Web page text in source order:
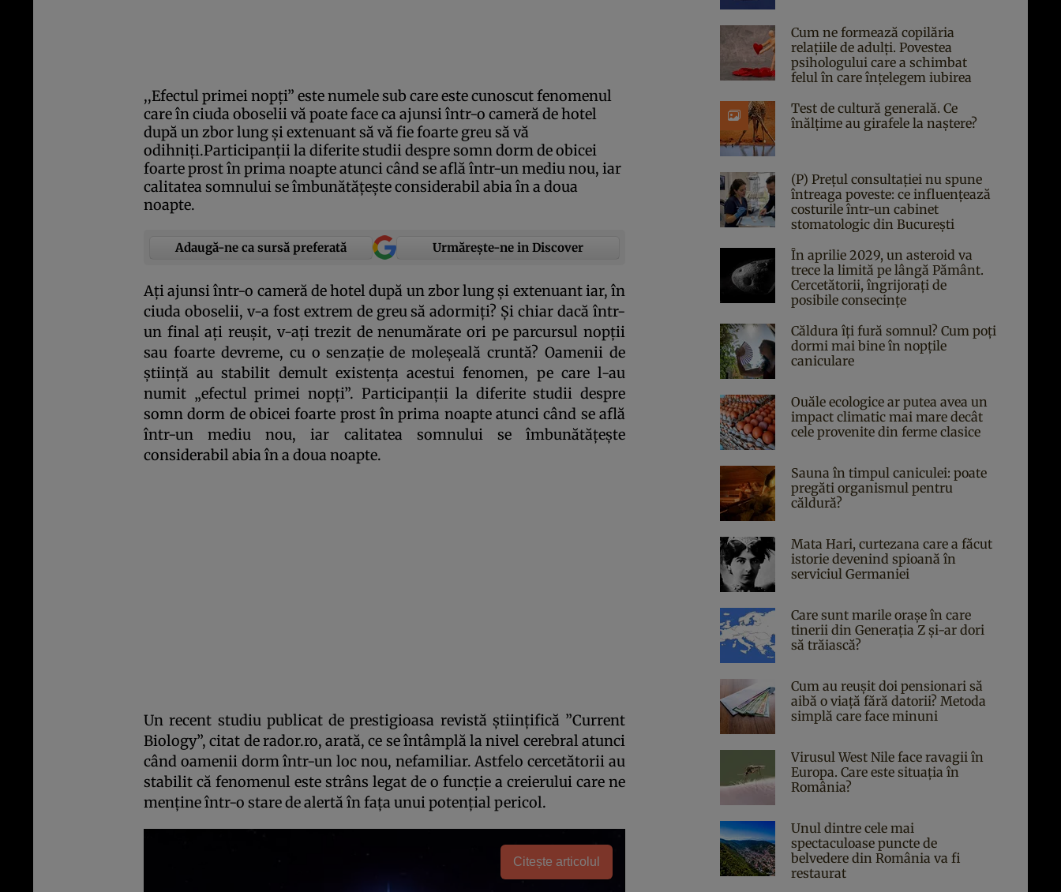
,,Efectul primei nopţi” este numele sub care este cunoscut fenomenul
care în ciuda oboselii vă poate face ca ajunsi într-o cameră de hotel
după un zbor lung şi extenuant să vă fie foarte greu să vă
odihniţi.Participanţii la diferite studii despre somn dorm de obicei
foarte prost în prima noapte atunci când se află într-un mediu nou, iar
calitatea somnului se îmbunătăţeşte considerabil abia în a doua
noapte.
Adaugă-ne ca sursă preferată Urmărește-ne in Discover
Aţi ajunsi într-o cameră de hotel după un zbor lung şi extenuant iar, în
ciuda oboselii, v-a fost extrem de greu să adormiţi? Şi chiar dacă într-
un final aţi reuşit, v-aţi trezit de nenumărate ori pe parcursul nopţii
sau foarte devreme, cu o senzaţie de moleşeală cruntă? Oamenii de
ştiinţă au stabilit demult existenţa acestui fenomen, pe care l-au
numit „efectul primei nopţi”. Participanţii la diferite studii despre
somn dorm de obicei foarte prost în prima noapte atunci când se află
într-un mediu nou, iar calitatea somnului se îmbunătăţeşte
considerabil abia în a doua noapte.
Un recent studiu publicat de prestigioasa revistă ştiinţifică ”Current
Biology”, citat de rador.ro, arată, ce se întâmplă la nivel cerebral atunci
când oamenii dorm într-un loc nou, nefamiliar. Astfelo cercetătorii au
stabilit că fenomenul este strâns legat de o funcţie a creierului care ne
menţine într-o stare de alertă în faţa unui potenţial pericol.
Citește articolul
Cum ne formează copilăria
relațiile de adulți. Povestea
psihologului care a schimbat
felul în care înțelegem iubirea
Test de cultură generală. Ce
înălțime au girafele la naștere?
(P) Prețul consultației nu spune
întreaga poveste: ce influențează
costurile într-un cabinet
stomatologic din București
În aprilie 2029, un asteroid va
trece la limită pe lângă Pământ.
Cercetătorii, îngrijorați de
posibile consecințe
Căldura îți fură somnul? Cum poți
dormi mai bine în nopțile
caniculare
Ouăle ecologice ar putea avea un
impact climatic mai mare decât
cele provenite din ferme clasice
Sauna în timpul caniculei: poate
pregăti organismul pentru
căldură?
Mata Hari, curtezana care a făcut
istorie devenind spioană în
serviciul Germaniei
Care sunt marile orașe în care
tinerii din Generația Z și-ar dori
să trăiască?
Cum au reușit doi pensionari să
aibă o viață fără datorii? Metoda
simplă care face minuni
Virusul West Nile face ravagii în
Europa. Care este situația în
România?
Unul dintre cele mai
spectaculoase puncte de
belvedere din România va fi
restaurat